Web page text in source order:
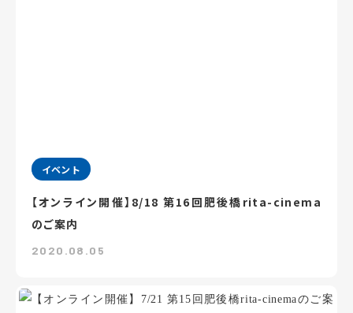
イベント
【オンライン開催】8/18 第16回肥後橋rita-cinema
のご案内
2020.08.05